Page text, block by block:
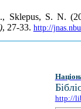
Sklepus, S. N.
, 27-33. http://
http://